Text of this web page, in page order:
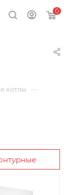
0
котлы —